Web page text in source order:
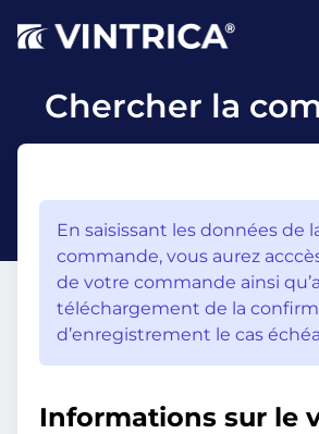
Chercher la
En saisissant les données de
commande, vous aurez
de votre commande ainsi
téléchargement de la
d’enregistrement le cas
Informations sur le